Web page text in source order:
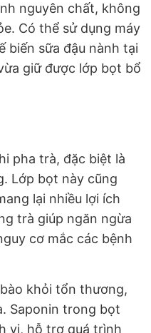
nguyên chất, không
Có thể sử dụng máy
biến sữa đậu nành tại
giữ được lớp bọt bổ
pha trà, đặc biệt là
Lớp bọt này cũng
lại nhiều lợi ích
trà giúp ngăn ngừa
cơ mắc các bệnh
khỏi tổn thương,
Saponin trong bọt
vị, hỗ trợ quá trình